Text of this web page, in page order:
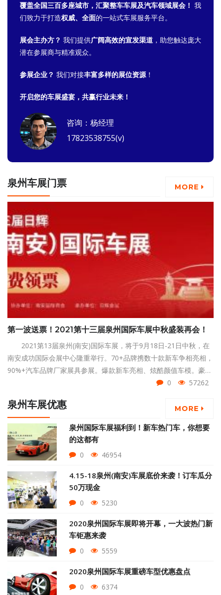
覆盖全国三百多座城市，汇聚整车车展及汽车领域展会！ 我
们致力于打造权威、全面的一站式车展服务平台。
展会主办方？ 我们提供广阔高效的宣发渠道 ，助您触达庞大
潜在参展商与精准观众。
参展企业？ 我们对接丰富多样的展位资源！
开启您的车展盛宴，共赢行业未来！
咨询：杨经理
17823538755(v)
泉州车展门票 MORE
第一波送票！2021第十三届泉州国际车展中秋盛装再会！
2021第13届泉州(南安)国际车展，将于9月18日-21日中秋，在
南安成功国际会展中心隆重举行。70+品牌携数十款新车争相亮相，
90%+汽车品牌厂家展具参展。爆款新车亮相、炫酷颜值车模。豪车
超跑云集、年度疯狂钜惠。超多精彩潮玩活动在这里集结……这一切
0 57262
泉州车展优惠 MORE
泉州国际车展福利到！新车热门车，你想要
的这都有
0 46954
4.15-18泉州(南安)车展底价来袭！订车瓜分
50万现金
0 5230
2020泉州国际车展即将开幕，一大波热门新
车钜惠来袭
0 5559
2020泉州国际车展重磅车型优惠盘点
0 6374